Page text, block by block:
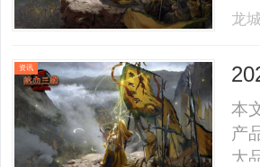
业
龙
资讯
及
本
产
大